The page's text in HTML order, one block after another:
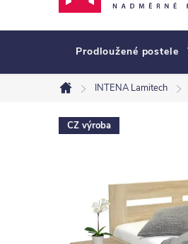
Prodloužené postele
Domů
INTENA Lamitech
CZ výroba